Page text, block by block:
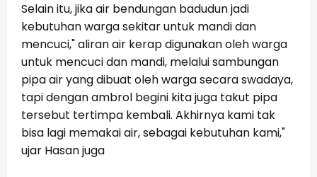
Selain itu, jika air bendungan badudun jadi
kebutuhan warga sekitar untuk mandi dan
mencuci," aliran air kerap digunakan oleh warga
untuk mencuci dan mandi, melalui sambungan
pipa air yang dibuat oleh warga secara swadaya,
tapi dengan ambrol begini kita juga takut pipa
tersebut tertimpa kembali. Akhirnya kami tak
bisa lagi memakai air, sebagai kebutuhan kami,"
ujar Hasan juga